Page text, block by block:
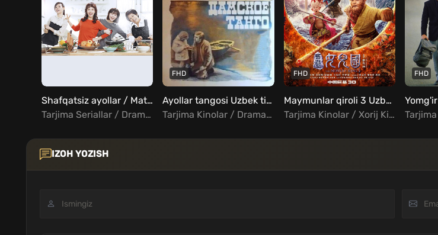
Shafqatsiz ayollar / Matonatli Ayollar 1, 2, 3, 4, 5 ... 20, 21, 22, 23, 24 qismlar Uzbek Tilida
Tarjima Seriallar / Drama / Melodrama / Xorij Seriallar Uzbek Tilida
FHD
Ayollar tangosi Uzbek tilida
Tarjima Kinolar / Drama / Melodrama / Xorij Kinolar Uzbek Tilida
FHD
Maymunlar qiroli 3 Uzbek tilida
Tarjima Kinolar / Xorij Kinolar Uzbek Tilida / Jangari / Fentezi
FHD
IZOH YOZISH